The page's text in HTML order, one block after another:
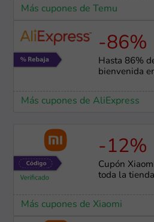
Más cupones de Temu
-86%
Hasta 86%
bienvenida
Más cupones de AliExpress
-12%
Cupón
toda la tienda
Más cupones de Xiaomi